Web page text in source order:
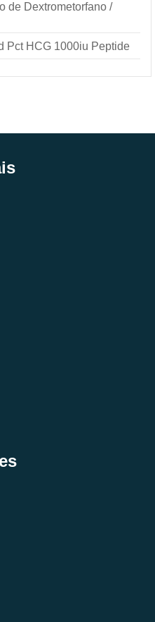
de Dextrometorfano /
Pct HCG 1000iu Peptide